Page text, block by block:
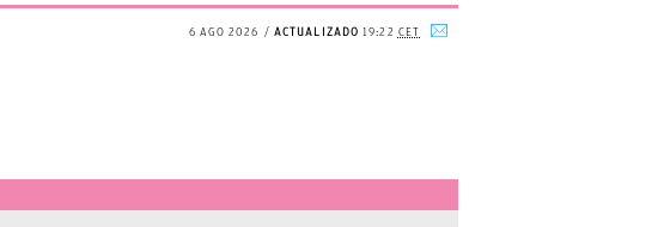
6 AGO 2026 ACTUALIZADO 19:22 CET